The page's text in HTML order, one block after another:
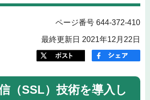
ページ番号 644-372-410
最終更新日 2021年12月22日
（SSL）技術を導入し